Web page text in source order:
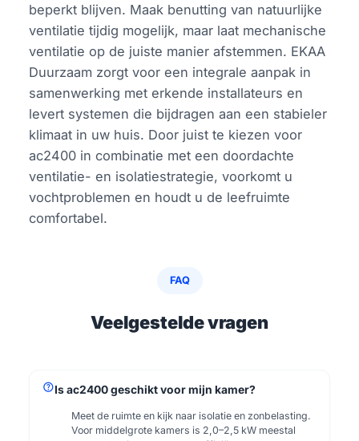
beperkt blijven. Maak benutting van natuurlijke
ventilatie tijdig mogelijk, maar laat mechanische
ventilatie op de juiste manier afstemmen. EKAA
Duurzaam zorgt voor een integrale aanpak in
samenwerking met erkende installateurs en
levert systemen die bijdragen aan een stabieler
klimaat in uw huis. Door juist te kiezen voor
ac2400 in combinatie met een doordachte
ventilatie- en isolatiestrategie, voorkomt u
vochtproblemen en houdt u de leefruimte
comfortabel.
FAQ
Veelgestelde vragen
helpIs ac2400 geschikt voor mijn kamer?
Meet de ruimte en kijk naar isolatie en zonbelasting.
Voor middelgrote kamers is 2,0–2,5 kW meestal